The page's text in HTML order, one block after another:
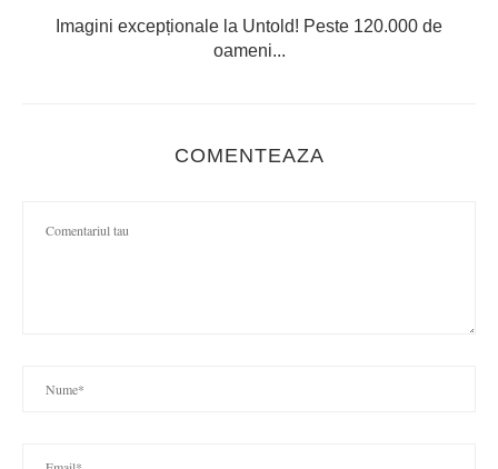
Imagini excepționale la Untold! Peste 120.000 de
oameni...
COMENTEAZA